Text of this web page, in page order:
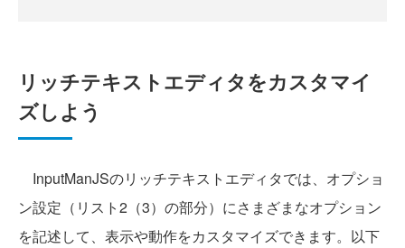
リッチテキストエディタをカスタマイ
ズしよう
InputManJSのリッチテキストエディタでは、オプショ
ン設定（リスト2（3）の部分）にさまざまなオプション
を記述して、表示や動作をカスタマイズできます。以下